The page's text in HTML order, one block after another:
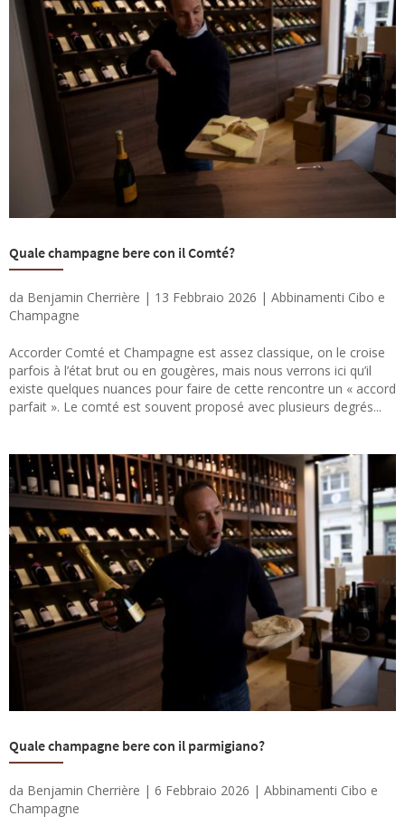
Quale champagne bere con il Comté?
da Benjamin Cherrière | 13 Febbraio 2026 | Abbinamenti Cibo e
Champagne
Accorder Comté et Champagne est assez classique, on le croise
parfois à l’état brut ou en gougères, mais nous verrons ici qu’il
existe quelques nuances pour faire de cette rencontre un « accord
parfait ». Le comté est souvent proposé avec plusieurs degrés...
Quale champagne bere con il parmigiano?
da Benjamin Cherrière | 6 Febbraio 2026 | Abbinamenti Cibo e
Champagne